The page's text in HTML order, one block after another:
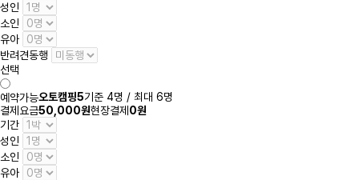
성인
소인
유아
반려견동행
선택
예약가능오토캠핑5기준 4명 / 최대 6명
결제요금50,000원현장결제 0원
기간
성인
소인
유아